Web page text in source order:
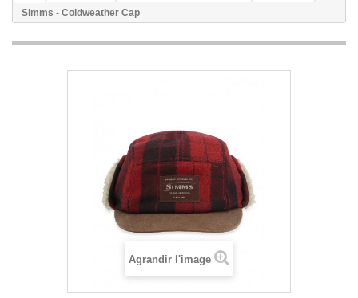
Simms - Coldweather Cap
Agrandir l'image